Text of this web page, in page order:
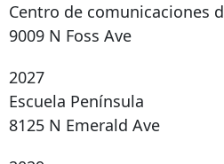
Centro de comunicaciones
9009 N Foss Ave
2027
Escuela Península
8125 N Emerald Ave